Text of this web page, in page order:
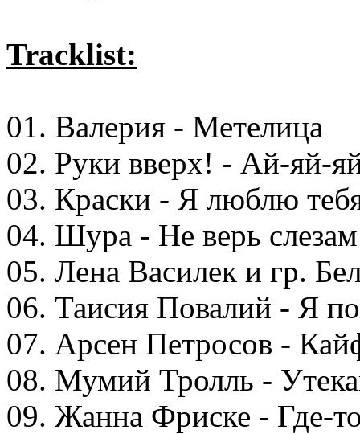
Tracklist:
01. Валерия - Метелица
02. Руки вверх! - Ай-яй-
03. Краски - Я люблю
04. Шура - Не верь слезам
05. Лена Василек и гр.
06. Таисия Повалий - Я
07. Арсен Петросов -
08. Мумий Тролль -
09. Жанна Фриске - Где-